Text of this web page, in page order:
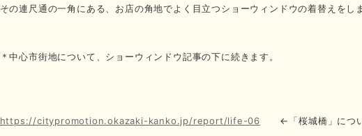
その連尺通の一角にある、お店の角地でよく目立つショーウィンドウの着替えをし
＊中心市街地について、ショーウィンドウ記事の下に続きます。
https://citypromotion.okazaki-kanko.jp/report/life-06 ←「桜城橋」につ